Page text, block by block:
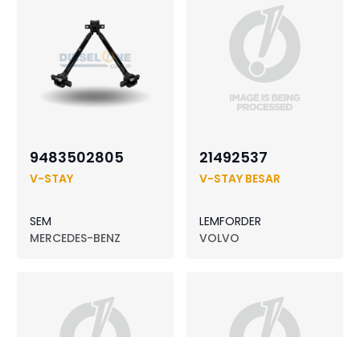
9483502805
V-STAY
SEM
MERCEDES-BENZ
21492537
V-STAY BESAR
LEMFORDER
VOLVO